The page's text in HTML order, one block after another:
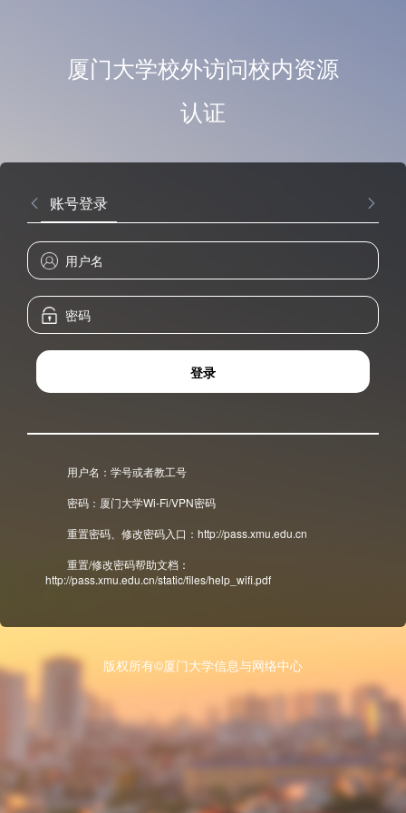
厦门大学校外访问校内资源
认证
账号登录
登录
用户名：学号或者教工号
密码：厦门大学Wi-Fi/VPN密码
重置密码、修改密码入口：http://pass.xmu.edu.cn
重置/修改密码帮助文档：
http://pass.xmu.edu.cn/static/files/help_wifi.pdf
版权所有©厦门大学信息与网络中心